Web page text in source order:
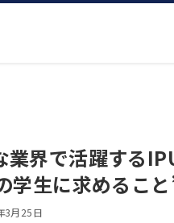
業界で活躍する
学生に求めるこ
3月25日